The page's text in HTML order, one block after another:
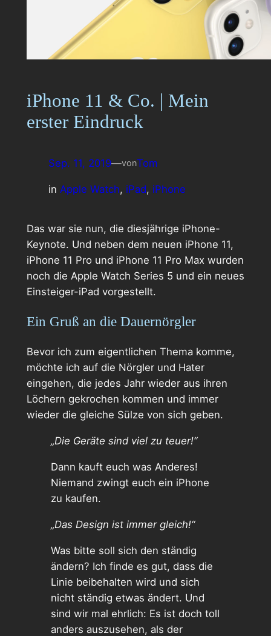
iPhone 11 & Co. | Mein
erster Eindruck
Sep. 11, 2019—vonTom
in Apple Watch, iPad, iPhone
Das war sie nun, die diesjährige iPhone-
Keynote. Und neben dem neuen iPhone 11,
iPhone 11 Pro und iPhone 11 Pro Max wurden
noch die Apple Watch Series 5 und ein neues
Einsteiger-iPad vorgestellt.
Ein Gruß an die Dauernörgler
Bevor ich zum eigentlichen Thema komme,
möchte ich auf die Nörgler und Hater
eingehen, die jedes Jahr wieder aus ihren
Löchern gekrochen kommen und immer
wieder die gleiche Sülze von sich geben.
„Die Geräte sind viel zu teuer!“
Dann kauft euch was Anderes!
Niemand zwingt euch ein iPhone
zu kaufen.
„Das Design ist immer gleich!“
Was bitte soll sich den ständig
ändern? Ich finde es gut, dass die
Linie beibehalten wird und sich
nicht ständig etwas ändert. Und
sind wir mal ehrlich: Es ist doch toll
anders auszusehen, als der